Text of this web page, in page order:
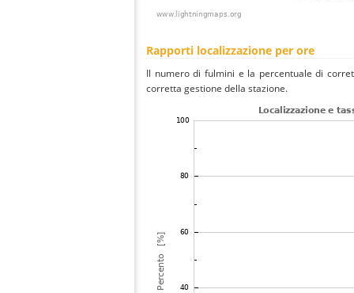
Rapporti localizzazione per ore
Il numero di fulmini e la percentuale di
corretta gestione della stazione.